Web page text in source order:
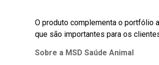
O produto complementa o portfólio
que são importantes para os
Sobre a MSD Saúde Animal